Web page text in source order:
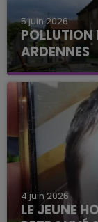
5 juin 2026
POLLUTION
ARDENNES
4 juin 2026
LE JEUNE